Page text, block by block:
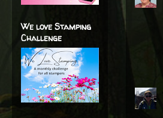
We love Stamping
Challenge